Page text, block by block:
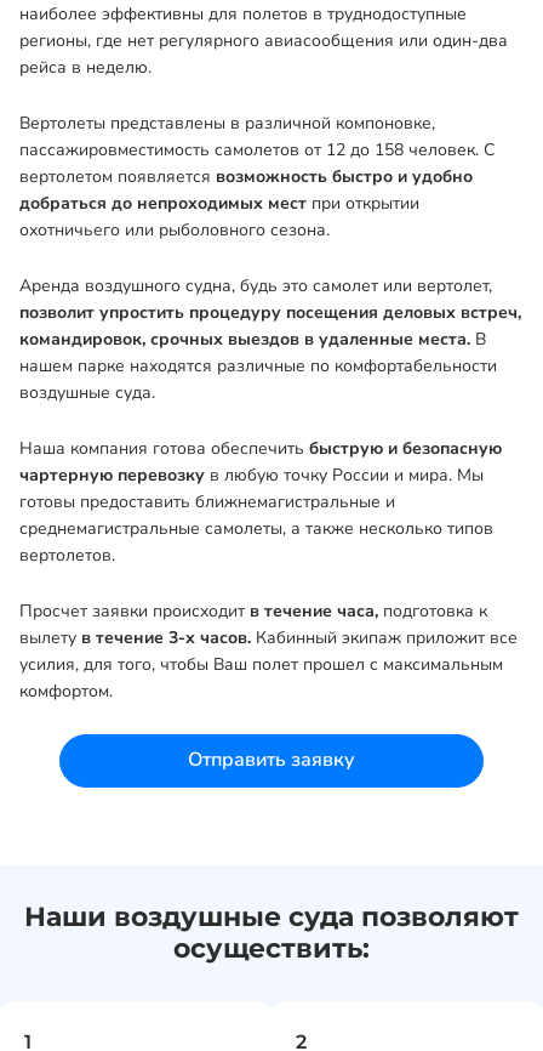
наиболее эффективны для полетов в труднодоступные
регионы, где нет регулярного авиасообщения или один-два
рейса в неделю.
Вертолеты представлены в различной компоновке,
пассажировместимость самолетов от 12 до 158 человек. С
вертолетом появляется возможность быстро и удобно
добраться до непроходимых мест при открытии
охотничьего или рыболовного сезона.
Аренда воздушного судна, будь это самолет или вертолет,
позволит упростить процедуру посещения деловых встреч,
командировок, срочных выездов в удаленные места. В
нашем парке находятся различные по комфортабельности
воздушные суда.
Наша компания готова обеспечить быструю и безопасную
чартерную перевозку в любую точку России и мира. Мы
готовы предоставить ближнемагистральные и
среднемагистральные самолеты, а также несколько типов
вертолетов.
Просчет заявки происходит в течение часа, подготовка к
вылету в течение 3-х часов. Кабинный экипаж приложит все
усилия, для того, чтобы Ваш полет прошел с максимальным
комфортом.
Отправить заявку
Наши воздушные суда позволяют
осуществить: